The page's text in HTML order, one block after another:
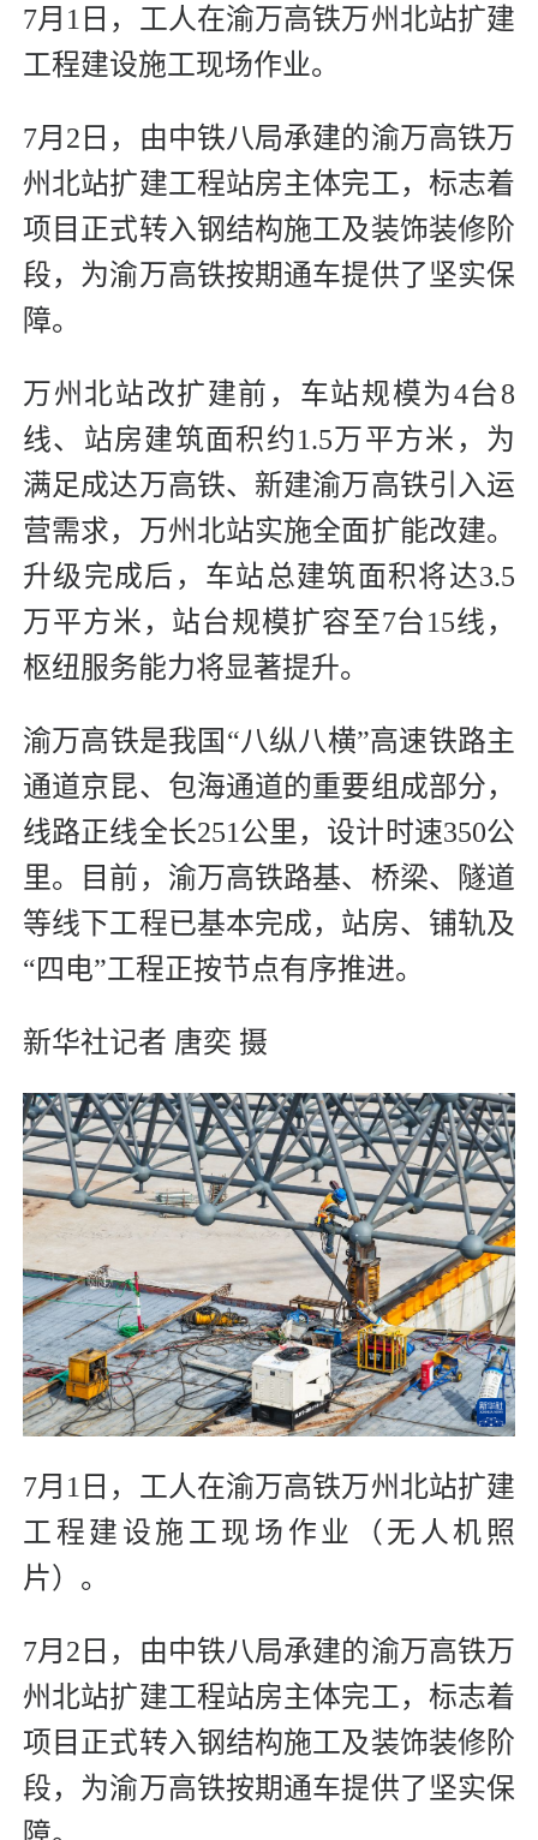
7月1日，工人在渝万高铁万州北站扩建
工程建设施工现场作业。
7月2日，由中铁八局承建的渝万高铁万
州北站扩建工程站房主体完工，标志着
项目正式转入钢结构施工及装饰装修阶
段，为渝万高铁按期通车提供了坚实保
障。
万州北站改扩建前，车站规模为4台8
线、站房建筑面积约1.5万平方米，为
满足成达万高铁、新建渝万高铁引入运
营需求，万州北站实施全面扩能改建。
升级完成后，车站总建筑面积将达3.5
万平方米，站台规模扩容至7台15线，
枢纽服务能力将显著提升。
渝万高铁是我国“八纵八横”高速铁路主
通道京昆、包海通道的重要组成部分，
线路正线全长251公里，设计时速350公
里。目前，渝万高铁路基、桥梁、隧道
等线下工程已基本完成，站房、铺轨及
“四电”工程正按节点有序推进。
新华社记者 唐奕 摄
7月1日，工人在渝万高铁万州北站扩建
工程建设施工现场作业（无人机照
片）。
7月2日，由中铁八局承建的渝万高铁万
州北站扩建工程站房主体完工，标志着
项目正式转入钢结构施工及装饰装修阶
段，为渝万高铁按期通车提供了坚实保